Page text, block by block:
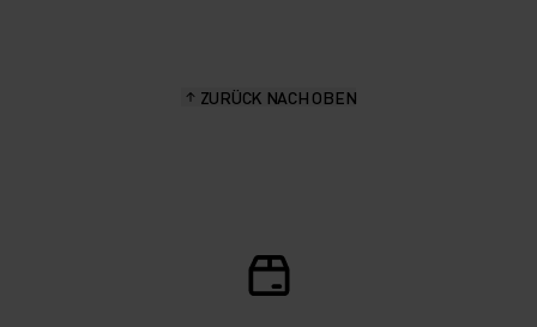
ZURÜCK NACH OBEN